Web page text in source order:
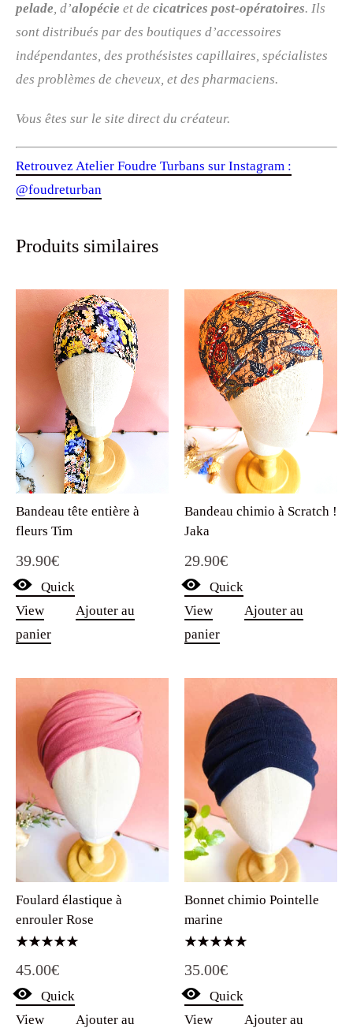
pelade, d’alopécie et de cicatrices post-opératoires. Ils
sont distribués par des boutiques d’accessoires
indépendantes, des prothésistes capillaires, spécialistes
des problèmes de cheveux, et des pharmaciens.
Vous êtes sur le site direct du créateur.
Retrouvez Atelier Foudre Turbans sur Instagram :
@foudreturban
Produits similaires
Bandeau tête entière à
fleurs Tim
39.90€
Quick
View
Ajouter au
panier
Bandeau chimio à Scratch !
Jaka
29.90€
Quick
View
Ajouter au
panier
Foulard élastique à
enrouler Rose
5.00
45.00€
Quick
View
Ajouter au
Bonnet chimio Pointelle
marine
5.00
35.00€
Quick
View
Ajouter au